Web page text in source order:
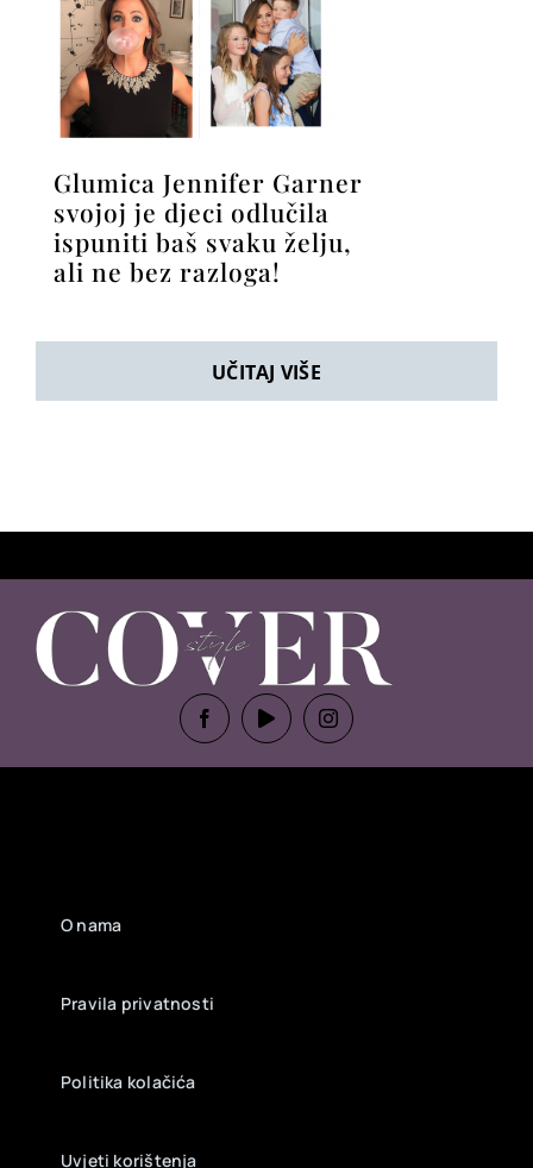
Glumica Jennifer Garner
svojoj je djeci odlučila
ispuniti baš svaku želju,
ali ne bez razloga!
UČITAJ VIŠE
O nama
Pravila privatnosti
Politika kolačića
Uvjeti korištenja